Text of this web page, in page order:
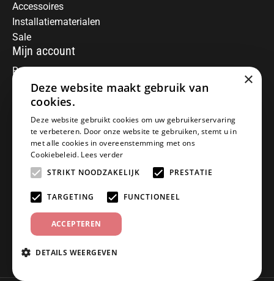
Accessoires
Installatiematerialen
Sale
Mijn account
Registreren
Mijn bestellingen
Informatie
Over ons
Algemene voorwaarden
Disclaimer
Privacy Policy
Betaalmethoden
Retourneren
Klantenservice
Offerte aanvragen
Contact
×
Deze website maakt gebruik van
cookies.
Deze website gebruikt cookies om uw gebruikerservaring
te verbeteren. Door onze website te gebruiken, stemt u in
met alle cookies in overeenstemming met ons
Cookiebeleid. Lees verder
STRIKT NOODZAKELIJK
PRESTATIE
TARGETING FUNCTIONEEL
ACCEPTEREN
DETAILS WEERGEVEN